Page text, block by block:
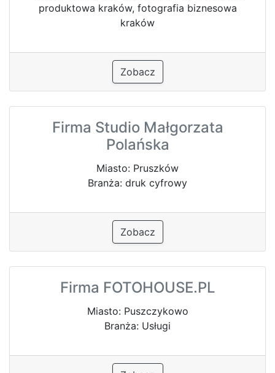
produktowa kraków, fotografia biznesowa
kraków
Zobacz
Firma Studio Małgorzata
Polańska
Miasto: Pruszków
Branża: druk cyfrowy
Zobacz
Firma FOTOHOUSE.PL
Miasto: Puszczykowo
Branża: Usługi